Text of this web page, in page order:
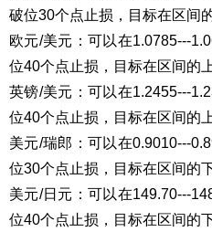
破位30个点止损，目标在区间
欧元/美元：可以在1.0785---
位40个点止损，目标在区间的上
英镑/美元：可以在1.2455---
位40个点止损，目标在区间的上
美元/瑞郎：可以在0.9010---
位30个点止损，目标在区间的下
美元/日元：可以在149.70---
位40个点止损，目标在区间的下